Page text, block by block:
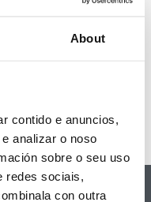
About
contido e anuncios,
analizar o noso
sobre o seu uso
sociais,
con outra